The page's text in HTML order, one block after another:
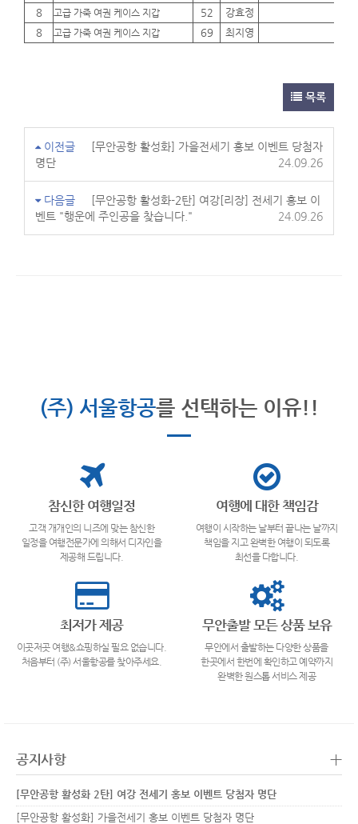
8
고급 가죽 여권 케이스 지갑 52 강효정
8
고급 가죽 여권 케이스 지갑 69 최지영
목록
이전글
[무안공항 활성화] 가을전세기 홍보 이벤트 당첨자
명단
24.09.26
다음글
[무안공항 활성화-2탄] 여강[리장] 전세기 홍보 이
벤트 "행운에 주인공을 찾습니다."
24.09.26
(주) 서울항공를 선택하는 이유!!
참신한 여행일정
고객 개개인의 니즈에 맞는 참신한
일정을 여행전문가에 의해서 디자인을
제공해 드립니다.
여행에 대한 책임감
여행이 시작하는 날부터 끝나는 날까지
책임을 지고 완벽한 여행이 되도록
최선을 다합니다.
최저가 제공
이곳저곳 여행&쇼핑하실 필요 없습니다.
처음부터 (주) 서울항공를 찾아주세요.
무안출발 모든 상품 보유
무안에서 출발하는 다양한 상품을
한곳에서 한번에 확인하고 예약까지
완벽한 원스톱 서비스 제공
공지사항 +
[무안공항 활성화 2탄] 여강 전세기 홍보 이벤트 당첨자 명단
[무안공항 활성화] 가을전세기 홍보 이벤트 당첨자 명단